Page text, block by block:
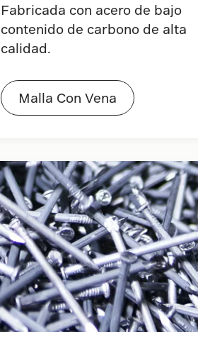
Fabricada con acero de bajo
contenido de carbono de alta
calidad.
Malla Con Vena